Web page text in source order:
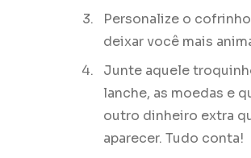
Personalize o
deixar você mais
Junte aquele
lanche, as moedas e
outro dinheiro extra
aparecer. Tudo conta!